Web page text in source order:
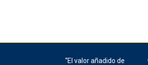
“El valor añadido de